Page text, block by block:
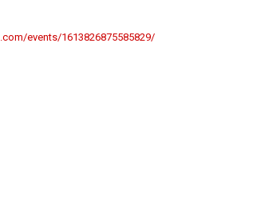
events/1613826875585829/